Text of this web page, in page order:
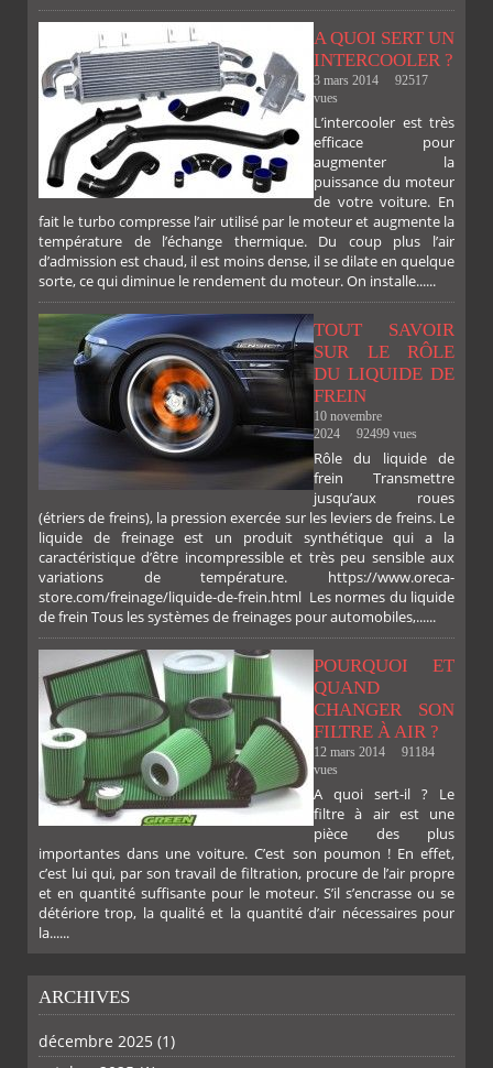
PLUS
PLUS
FACEBOOKTWITTERGOOGLEPINTEREST
TWITTERGOOGLEPINTEREST
A QUOI SERT UN
INTERCOOLER ?
3 mars 2014
92517
vues
L’intercooler est très
efficace pour
augmenter la
puissance du moteur
de votre voiture. En
fait le turbo compresse l’air utilisé par le moteur et augmente la
température de l’échange thermique. Du coup plus l’air
d’admission est chaud, il est moins dense, il se dilate en quelque
sorte, ce qui diminue le rendement du moteur. On installe......
TOUT SAVOIR
SUR LE RÔLE
DU LIQUIDE DE
FREIN
10 novembre
2024
92499 vues
Rôle du liquide de
frein Transmettre
jusqu’aux roues
(étriers de freins), la pression exercée sur les leviers de freins. Le
liquide de freinage est un produit synthétique qui a la
caractéristique d’être incompressible et très peu sensible aux
variations de température. https://www.oreca-
store.com/freinage/liquide-de-frein.html Les normes du liquide
de frein Tous les systèmes de freinages pour automobiles,......
POURQUOI ET
QUAND
CHANGER SON
FILTRE À AIR ?
12 mars 2014
91184
vues
A quoi sert-il ? Le
filtre à air est une
pièce des plus
importantes dans une voiture. C’est son poumon ! En effet,
c’est lui qui, par son travail de filtration, procure de l’air propre
et en quantité suffisante pour le moteur. S’il s’encrasse ou se
détériore trop, la qualité et la quantité d’air nécessaires pour
la......
ARCHIVES
décembre 2025 (1)